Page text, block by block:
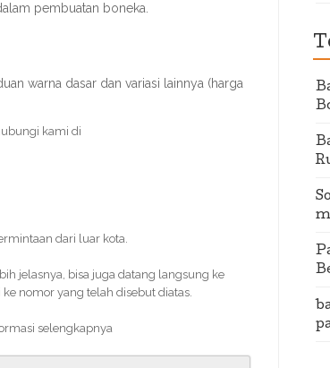
pembuatan boneka.
warna dasar dan variasi lainnya (harga
kami di
dari luar kota.
jelasnya, bisa juga datang langsung ke
nomor yang telah disebut diatas.
selengkapnya